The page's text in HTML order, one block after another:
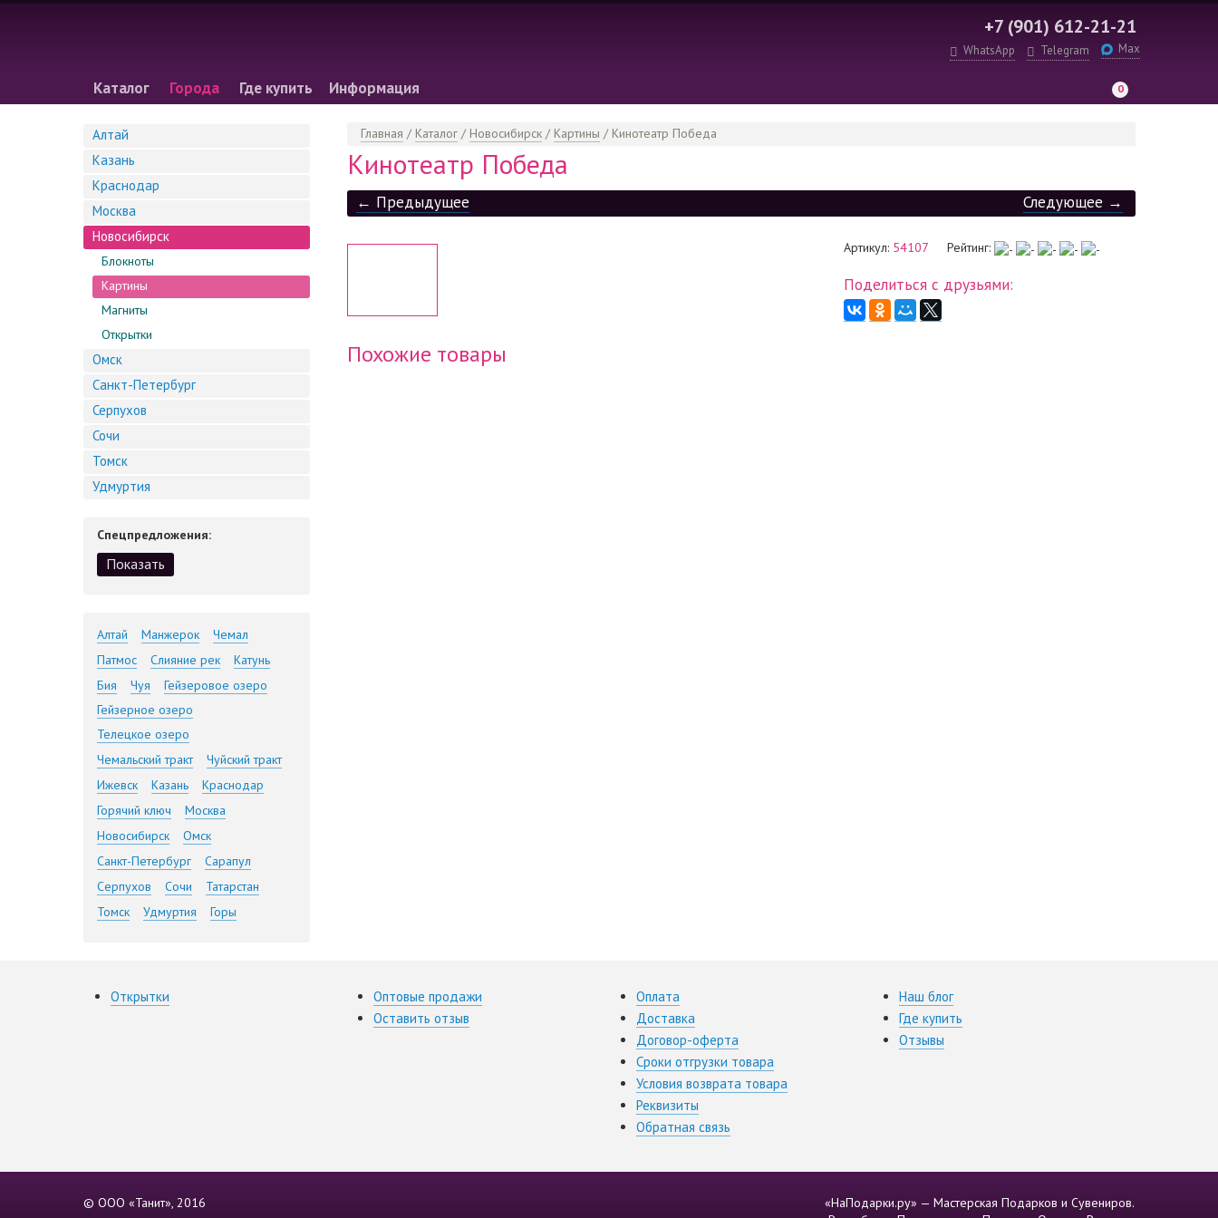
+7 (901) 612-21-21
WhatsApp Telegram Max
Каталог Города Где купить Информация 0
Алтай
Казань
Краснодар
Москва
Новосибирск
Блокноты
Картины
Магниты
Открытки
Омск
Санкт-Петербург
Серпухов
Сочи
Томск
Удмуртия
Спецпредложения:
Алтай Манжерок
Чемал
Патмос
Слияние рек
Катунь
Бия
Чуя
Гейзеровое озеро
Гейзерное озеро
Телецкое озеро
Чемальский тракт
Чуйский тракт
Ижевск
Казань
Краснодар
Горячий ключ
Москва
Новосибирск
Омск
Санкт-Петербург
Сарапул
Серпухов
Сочи
Татарстан
Томск
Удмуртия Горы
Главная / Каталог / Новосибирск / Картины / Кинотеатр Победа
Кинотеатр Победа
← Предыдущее Следующее →
Артикул: 54107 Рейтинг:
Поделиться с друзьями:
Похожие товары
Открытки
Оптовые продажи
Оставить отзыв
Оплата
Доставка
Договор-оферта
Сроки отгрузки товара
Условия возврата товара
Реквизиты
Обратная связь
Наш блог
Где купить
Отзывы
© ООО «Танит», 2016
«НаПодарки.ру» — Мастерская Подарков и Сувениров.